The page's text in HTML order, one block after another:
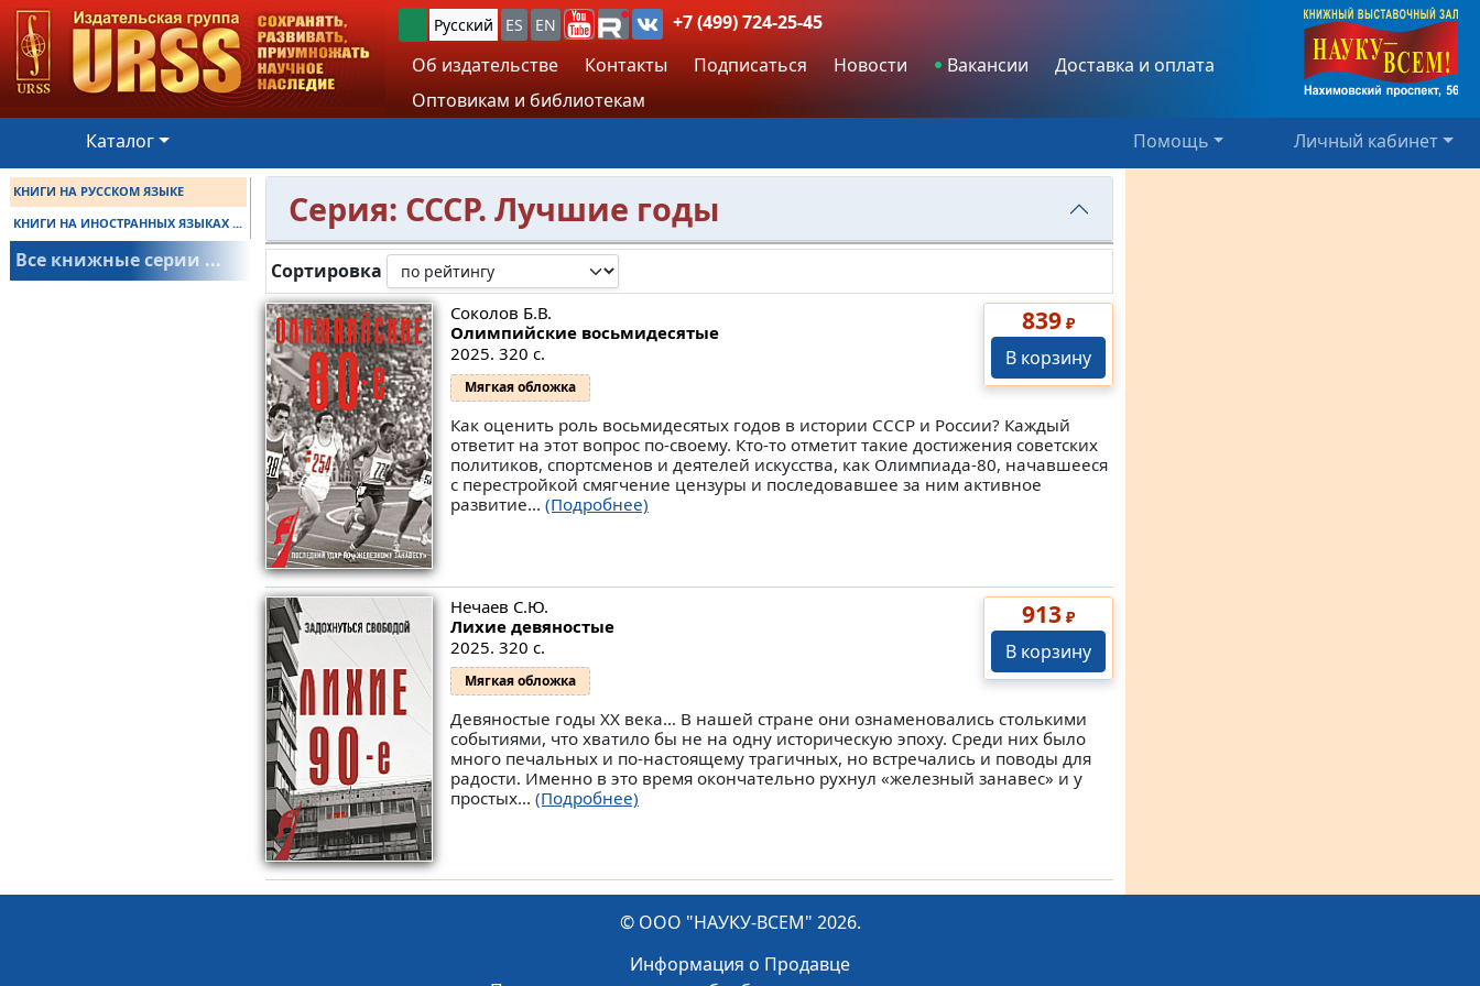
Русский ES EN
+7 (499) 724-25-45
Об издательстве
Контакты Подписаться Новости Вакансии
Доставка и оплата
Оптовикам и библиотекам
Каталог
Помощь Личный кабинет
КНИГИ НА РУССКОМ ЯЗЫКЕ
КНИГИ НА ИНОСТРАННЫХ ЯЗЫКАХ ...
Все книжные серии ...
Серия: СССР. Лучшие годы
Сортировка
839 ₽
В корзину
Соколов Б.В.
Олимпийские восьмидесятые
2025. 320 с.
Мягкая обложка
Как оценить роль восьмидесятых годов в истории СССР и России? Каждый
ответит на этот вопрос по-своему. Кто-то отметит такие достижения советских
политиков, спортсменов и деятелей искусства, как Олимпиада-80, начавшееся
с перестройкой смягчение цензуры и последовавшее за ним активное
развитие... (Подробнее)
913 ₽
В корзину
Нечаев С.Ю.
Лихие девяностые
2025. 320 с.
Мягкая обложка
Девяностые годы ХХ века… В нашей стране они ознаменовались столькими
событиями, что хватило бы не на одну историческую эпоху. Среди них было
много печальных и по-настоящему трагичных, но встречались и поводы для
радости. Именно в это время окончательно рухнул «железный занавес» и у
простых... (Подробнее)
© ООО "НАУКУ-ВСЕМ" 2026.
Информация о Продавце